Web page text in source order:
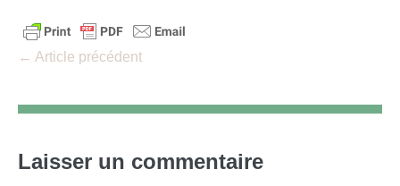
Navigation
← Article précédent
Laisser un commentaire